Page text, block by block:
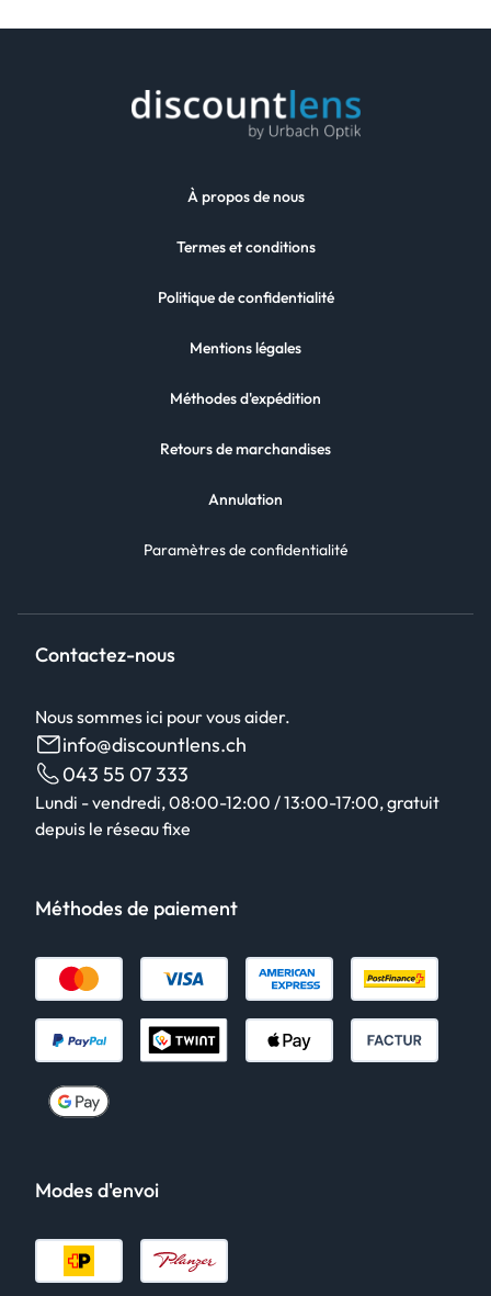
À propos de nous
Termes et conditions
Politique de confidentialité
Mentions légales
Méthodes d'expédition
Retours de marchandises
Annulation
Paramètres de confidentialité
Contactez-nous
Nous sommes ici pour vous aider.
info@discountlens.ch
043 55 07 333
Lundi - vendredi, 08:00-12:00 / 13:00-17:00, gratuit
depuis le réseau fixe
Méthodes de paiement
Modes d'envoi